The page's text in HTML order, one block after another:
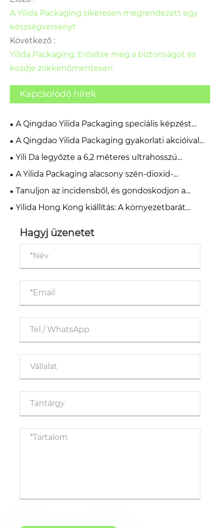
A Yilida Packaging sikeresen megrendezett egy
készségversenyt
Következő :
Yilida Packaging: Erősítse meg a biztonságot és
kezdje zökkenőmentesen
Kapcsolódó hírek
A Qingdao Yilida Packaging speciális képzést
tartott az FSC Supply and Demand Chain
Management Systemről.
A Qingdao Yilida Packaging gyakorlati akcióival
tiszteleg a Kommunista Párt megalapításának
évfordulója előtt
Yili Da legyőzte a 6,2 méteres ultrahosszú
papírcsövek tömeggyártásának kihívását
A Yilida Packaging alacsony szén-dioxid-
kibocsátású, környezetbarát papírszélvédő
megoldásokat fejleszt
Tanuljon az incidensből, és gondoskodjon a
biztonságról
Yilida Hong Kong kiállítás: A környezetbarát
Hagyj üzenetet